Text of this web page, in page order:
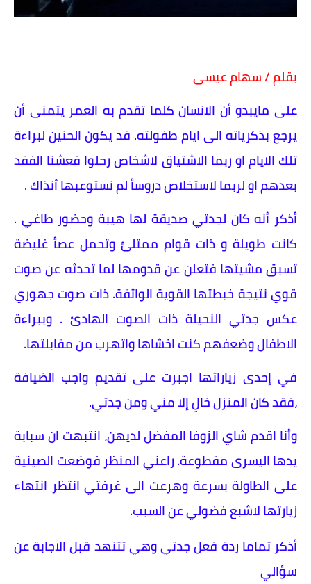
بقلم / سهام عيسى
على مايبدو أن الانسان كلما تقدم به العمر يتمنى أن
يرجع بذكرياته الى ايام طفولته. قد يكون الحنين لبراءة
تلك الايام او ربما الاشتياق لاشخاص رحلوا فعشنا الفقد
بعدهم او لربما لاستخلاص دروسأ لم نستوعبها ٱنذاك .
أذكر أنه كان لجدتي صديقة لها هيبة وحضور طاغي .
كانت طويلة و ذات قوام ممتلئ وتحمل عصأ غليضة
تسبق مشيتها فتعلن عن قدومها لما تحدثه عن صوت
قوي نتيجة خبطتها القوية الواثقة. ذات صوت جهوري
عكس جدتي النحيلة ذات الصوت الهادئ . وببراءة
الاطفال وضعفهم كنت اخشاها واتهرب من مقابلتها.
في إحدى زياراتها اجبرت على تقديم واجب الضيافة
،فقد كان المنزل خالِ إلا مني ومن جدتي.
وأنا اقدم شاي الزوفا المفضل لديهن، انتبهت ان سبابة
يدها اليسرى مقطوعة. راعني المنظر فوضعت الصينية
على الطاولة بسرعة وهرعت الى غرفتي انتظر انتهاء
زيارتها لاشبع فضولي عن السبب.
أذكر تماما ردة فعل جدتي وهي تتنهد قبل الاجابة عن
سؤالي